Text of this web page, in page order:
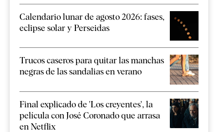
Calendario lunar de agosto 2026: fases,
eclipse solar y Perseidas
Trucos caseros para quitar las manchas
negras de las sandalias en verano
Final explicado de 'Los creyentes', la
película con José Coronado que arrasa
en Netflix